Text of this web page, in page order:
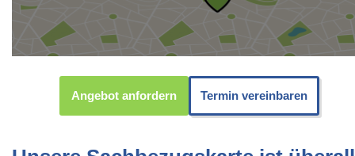
Angebot anfordern Termin vereinbaren